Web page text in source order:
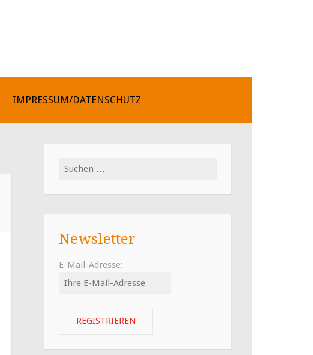
IMPRESSUM/DATENSCHUTZ
Suchen
Newsletter
E-Mail-Adresse: